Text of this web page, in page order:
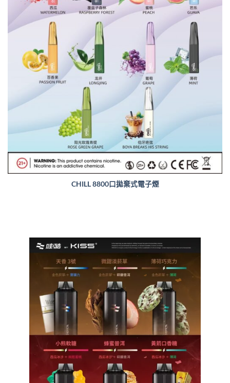
CHILL 8800口拋棄式電子煙